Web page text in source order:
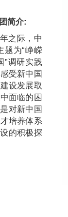
简介:
之际，中
题为“峥嵘
”调研实践
受新中国
设发展取
面临的困
对新中国
培养体系
的积极探